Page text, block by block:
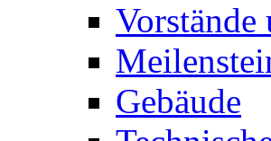
Vorstände
Gebäude